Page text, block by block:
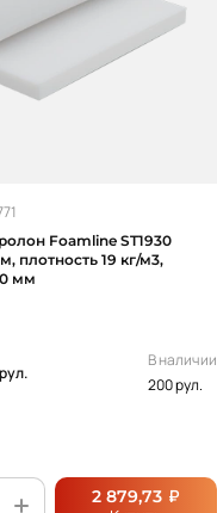
Foamline ST1930
плотность 19 кг/м3,
мм
В наличии
200 рул.
2 879,73 ₽